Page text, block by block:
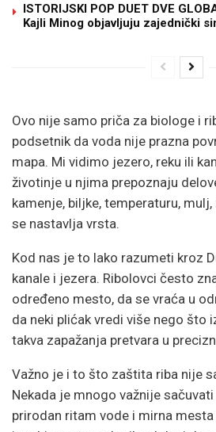
ISTORIJSKI POP DUET DVE
Kajli Minog objavljuju zajednički
Ovo nije samo priča za biologe i
podsetnik da voda nije prazna
mapa. Mi vidimo jezero, reku ili
životinje u njima prepoznaju
kamenje, biljke, temperaturu,
se nastavlja vrsta.
Kod nas je to lako razumeti kroz
kanale i jezera. Ribolovci često
određeno mesto, da se vraća u
da neki plićak vredi više nego što
takva zapažanja pretvara u
Važno je i to što zaštita riba nije
Nekada je mnogo važnije
prirodan ritam vode i mirna